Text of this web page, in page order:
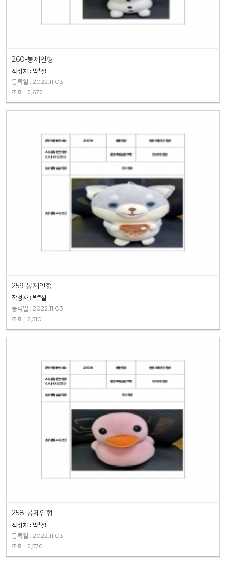
260-봉제인형
작성자 : 박*실
등록일 : 2022.11.03
조회 : 2,672
259-봉제인형
작성자 : 박*실
등록일 : 2022.11.03
조회 : 2,510
258-봉제인형
작성자 : 박*실
등록일 : 2022.11.03
조회 : 2,576